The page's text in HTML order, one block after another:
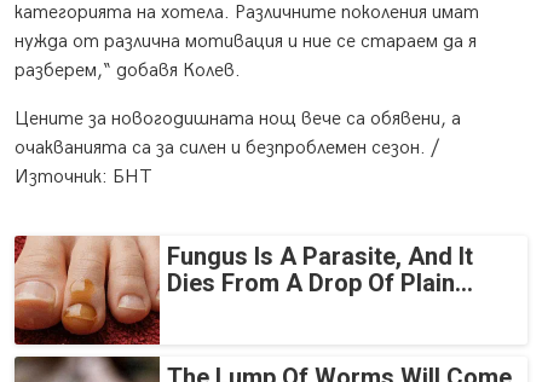
категорията на хотела. Различните поколения имат
нужда от различна мотивация и ние се стараем да я
разберем,“ добавя Колев.
Цените за новогодишната нощ вече са обявени, а
очакванията са за силен и безпроблемен сезон. /
Източник: БНТ
Fungus Is A Parasite, And It
Dies From A Drop Of Plain...